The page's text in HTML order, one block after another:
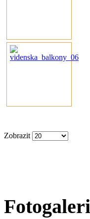
Zobrazit